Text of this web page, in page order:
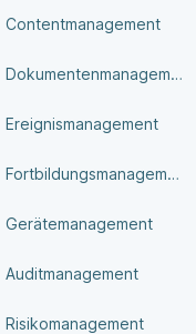
Contentmanagement
Dokumenten­manage­ment
Ereignismanagement
Fortbildungsmanagement
Gerätemanagement
Auditmanagement
Risikomanagement